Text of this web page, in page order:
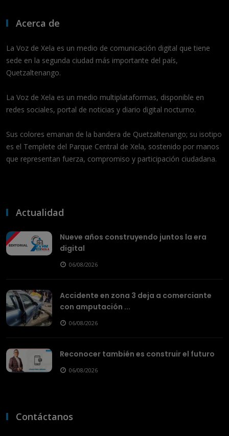
Acerca de
La Voz de Xela es un medio de comunicación digital que tiene
sede en la segunda ciudad más importante del país,
Quetzaltenango.
La Voz de Xela es un medio multiplataformas, disponible en
redes sociales, portal de noticias y diario digital nocturno.
Sus colores emanan de la bandera de Quetzaltenango; su isotipo
es el Templete del Parque Central de Xela, sostenido por manos
que representan fuerza, compromiso y participación ciudadana.
Actualidad
Nueve años construyendo juntos la era
digital
06/08/2026
Accidente en zona 3 deja a comerciante
con amputación ...
06/08/2026
Reconocer también es construir el futuro
06/08/2026
Contáctanos